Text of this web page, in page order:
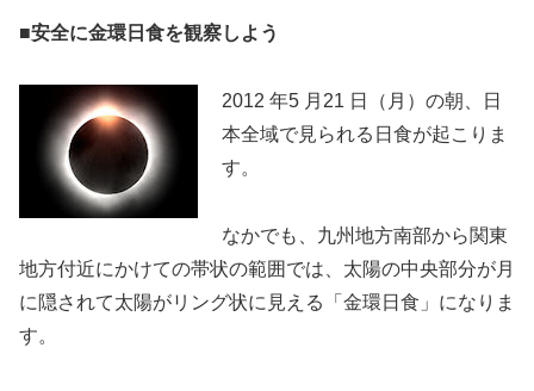
■安全に金環日食を観察しよう
2012 年5 月21 日（月）の朝、日
本全域で見られる日食が起こりま
す。
なかでも、九州地方南部から関東
地方付近にかけての帯状の範囲では、太陽の中央部分が月
に隠されて太陽がリング状に見える「金環日食」になりま
す。